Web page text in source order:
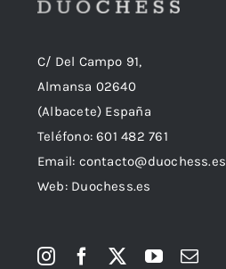
C/ Del Campo 91,
Almansa 02640
(Albacete) España
Teléfono:601 482 761
Email: contacto@duochess.es
Web: Duochess.es